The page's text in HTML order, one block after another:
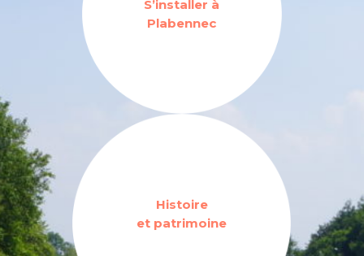
S’installer à
Plabennec
Histoire
et patrimoine